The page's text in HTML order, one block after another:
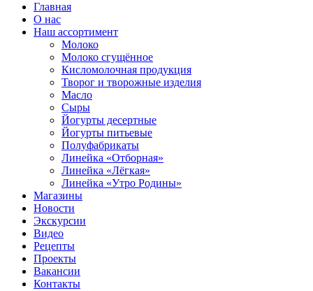
Главная
О нас
Наш ассортимент
Молоко
Молоко сгущённое
Кисломолочная продукция
Творог и творожные изделия
Масло
Сыры
Йогурты десертные
Йогурты питьевые
Полуфабрикаты
Линейка «Отборная»
Линейка «Лёгкая»
Линейка «Утро Родины»
Магазины
Новости
Экскурсии
Видео
Рецепты
Проекты
Вакансии
Контакты